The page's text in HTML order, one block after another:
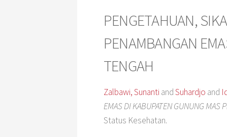
PENGETAHUAN,
PENAMBANGAN
TENGAH
Zalbawi, Sunanti andSuhardjo and
EMAS DI KABUPATEN GUNUNG MAS
Status Kesehatan.